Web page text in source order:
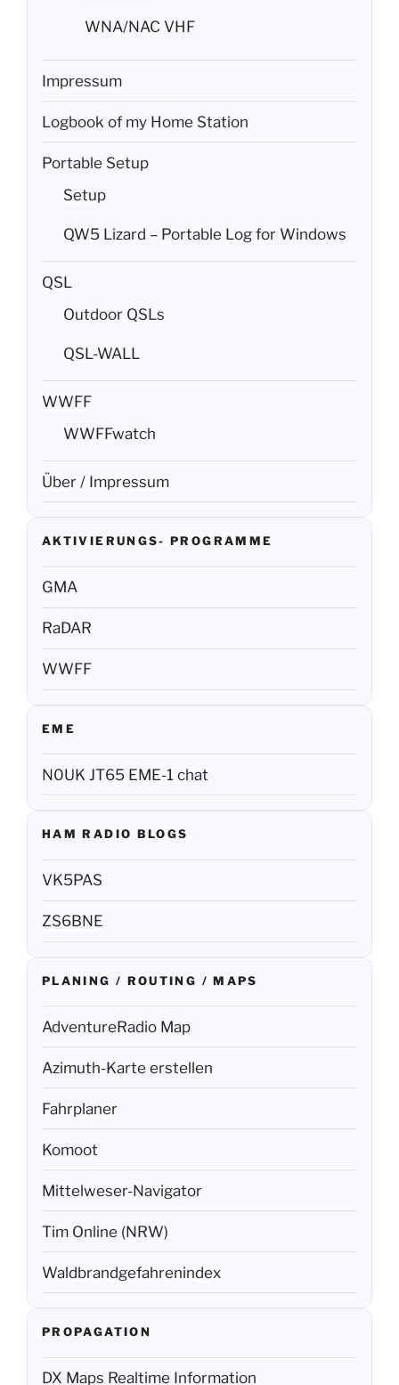
WNA/NAC VHF
Impressum
Logbook of my Home Station
Portable Setup
Setup
QW5 Lizard – Portable Log for Windows
QSL
Outdoor QSLs
QSL-WALL
WWFF
WWFFwatch
Über / Impressum
AKTIVIERUNGS- PROGRAMME
GMA
RaDAR
WWFF
EME
N0UK JT65 EME-1 chat
HAM RADIO BLOGS
VK5PAS
ZS6BNE
PLANING / ROUTING / MAPS
AdventureRadio Map
Azimuth-Karte erstellen
Fahrplaner
Komoot
Mittelweser-Navigator
Tim Online (NRW)
Waldbrandgefahrenindex
PROPAGATION
DX Maps Realtime Information